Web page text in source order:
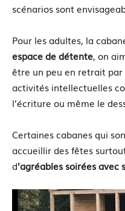
scénarios sont
Pour les adultes, la
espace de détente, on
être un peu en retrait
activités intellectuelles
l’écriture ou même le
Certaines cabanes qui
accueillir des fêtes
d’agréables soirées avec